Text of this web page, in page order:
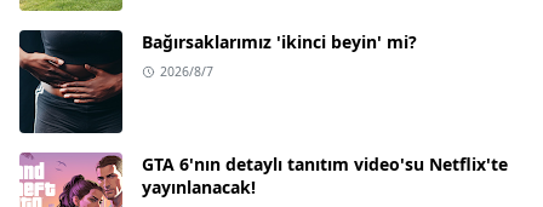
Bağırsaklarımız 'ikinci beyin' mi?
2026/8/7
GTA 6'nın detaylı tanıtım video'su Netflix'te
yayınlanacak!